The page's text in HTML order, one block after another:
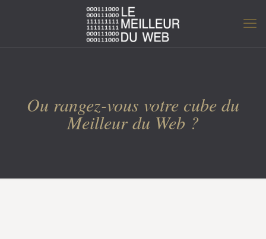
Ou rangez-vous votre cube du
Meilleur du Web ?